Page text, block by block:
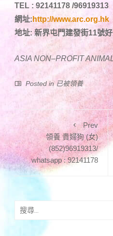
TEL : 92141178 /96919313
網址: http://www.arc.org.hk
地址: 新界屯門建發街11號
ASIA NON–PROFIT
Posted in 已被領養
Prev
領養 貴婦狗 (女)
(852)96919313/
whatsapp : 92141178
搜